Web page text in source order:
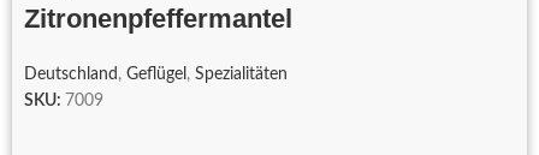
Zitronenpfeffermantel
Deutschland , Geflügel , Spezialitäten
SKU: 7009